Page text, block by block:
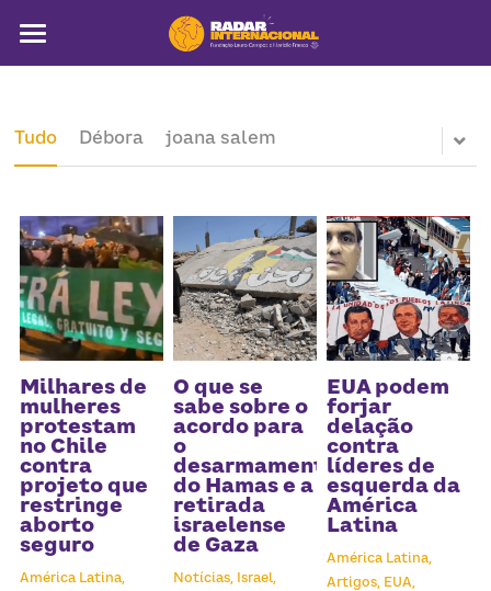
Colunistas
Notícias
Artigos
Pega a visão
Busca
Receba atualizações
Tudo Débora joana salem
Milhares de
mulheres
protestam
no Chile
contra
projeto que
restringe
aborto
seguro
América Latina,
O que se
sabe sobre o
acordo para
o
desarmamento
do Hamas e a
retirada
israelense
de Gaza
Notícias, Israel,
EUA podem
forjar
delação
contra
líderes de
esquerda da
América
Latina
América Latina,
Artigos, EUA,